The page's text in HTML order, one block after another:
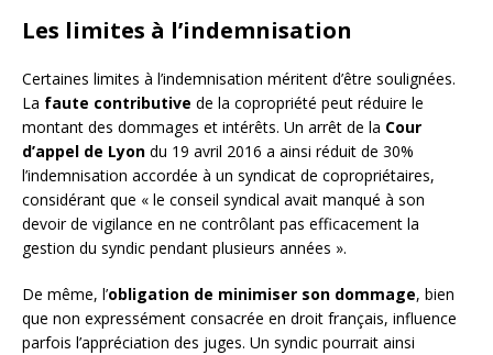
Les limites à l’indemnisation
Certaines limites à l’indemnisation méritent d’être soulignées.
La faute contributive de la copropriété peut réduire le
montant des dommages et intérêts. Un arrêt de la Cour
d’appel de Lyon du 19 avril 2016 a ainsi réduit de 30%
l’indemnisation accordée à un syndicat de copropriétaires,
considérant que « le conseil syndical avait manqué à son
devoir de vigilance en ne contrôlant pas efficacement la
gestion du syndic pendant plusieurs années ».
De même, l’obligation de minimiser son dommage, bien
que non expressément consacrée en droit français, influence
parfois l’appréciation des juges. Un syndic pourrait ainsi